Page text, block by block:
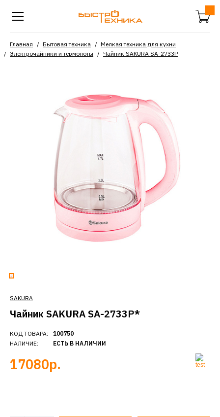
Главная Бытовая техника
Мелкая техника для кухни
Электрочайники и термопоты
Чайник SAKURA SA-2733P
SAKURA
Чайник SAKURA SA-2733P*
КОД ТОВАРА:
НАЛИЧИЕ:
100750
ЕСТЬ В НАЛИЧИИ
17080р.